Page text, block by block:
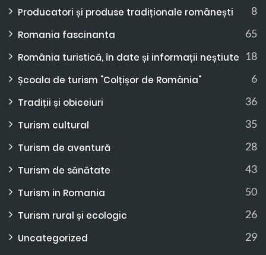
Producatori și produse tradiționale românești 8
Romania fascinanta 65
România turistică, în date și informații neștiute 18
Școala de turism "Colțișor de România" 6
Tradiții și obiceiuri 36
Turism cultural 35
Turism de aventură 28
Turism de sănătate 43
Turism in Romania 50
Turism rural și ecologic 26
Uncategorized 29